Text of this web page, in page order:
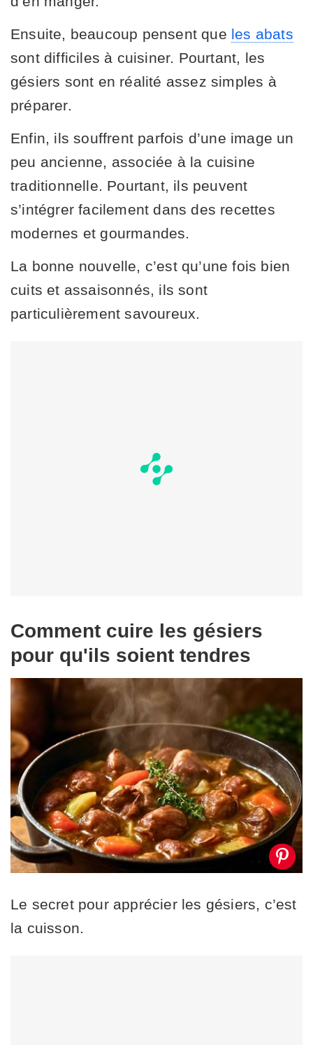
Ensuite, beaucoup pensent que les abats
sont difficiles à cuisiner. Pourtant, les
gésiers sont en réalité assez simples à
préparer.
Enfin, ils souffrent parfois d’une image un
peu ancienne, associée à la cuisine
traditionnelle. Pourtant, ils peuvent
s’intégrer facilement dans des recettes
modernes et gourmandes.
La bonne nouvelle, c’est qu’une fois bien
cuits et assaisonnés, ils sont
particulièrement savoureux.
Comment cuire les gésiers
pour qu'ils soient tendres
Le secret pour apprécier les gésiers, c’est
la cuisson.